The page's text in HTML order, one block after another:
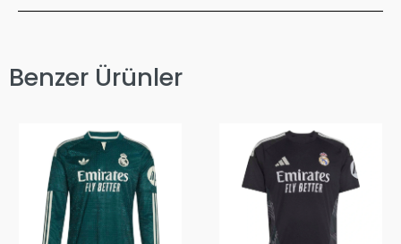
Benzer Ürünler